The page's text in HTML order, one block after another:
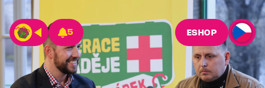
5 ESHOP